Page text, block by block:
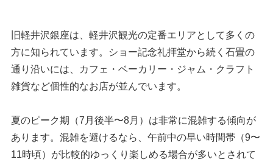
旧軽井沢銀座は、軽井沢観光の定番エリアとして多くの
方に知られています。ショー記念礼拝堂から続く石畳の
通り沿いには、カフェ・ベーカリー・ジャム・クラフト
雑貨など個性的なお店が並んでいます。
夏のピーク期（7月後半〜8月）は非常に混雑する傾向が
あります。混雑を避けるなら、午前中の早い時間帯（9〜
11時頃）が比較的ゆっくり楽しめる場合が多いとされて